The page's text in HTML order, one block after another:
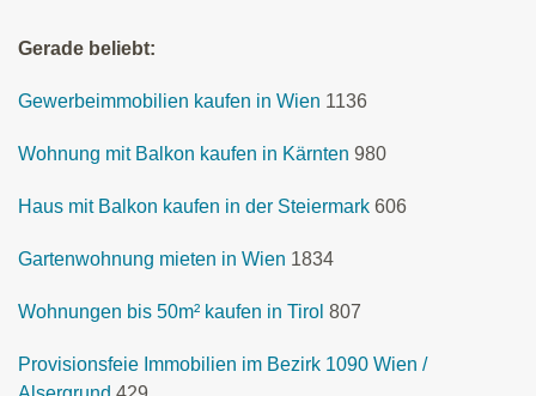
Gerade beliebt:
Gewerbeimmobilien kaufen in Wien 1136
Wohnung mit Balkon kaufen in Kärnten 980
Haus mit Balkon kaufen in der Steiermark 606
Gartenwohnung mieten in Wien 1834
Wohnungen bis 50m² kaufen in Tirol 807
Provisionsfeie Immobilien im Bezirk 1090 Wien /